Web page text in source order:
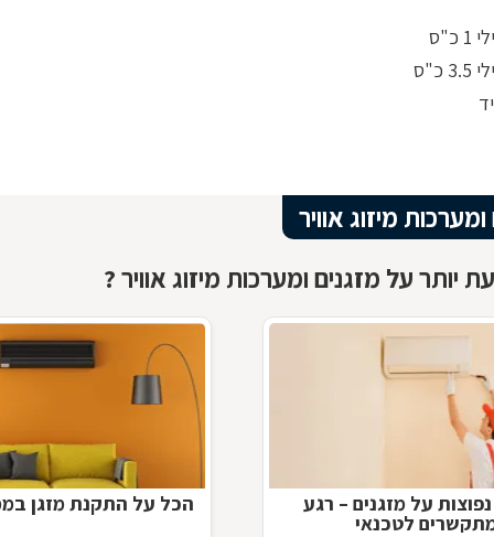
כ"ס
מיזוג אוויר
יותר על מזגנים ומערכות מיזוג אוויר ?
על מזגנים – רגע
לטכנאי
הכל על התקנת מזגן